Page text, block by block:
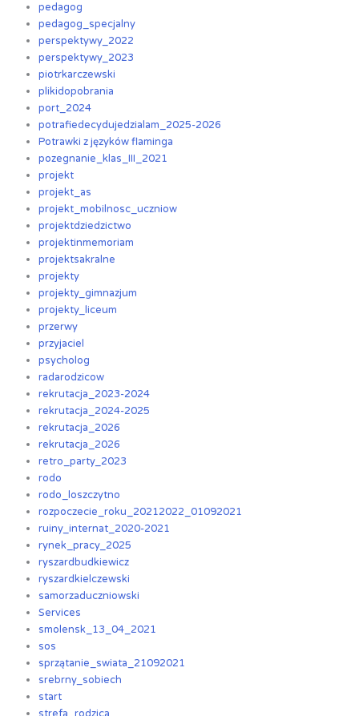
pedagog
pedagog_specjalny
perspektywy_2022
perspektywy_2023
piotrkarczewski
plikidopobrania
port_2024
potrafiedecydujedzialam_2025-2026
Potrawki z języków flaminga
pozegnanie_klas_III_2021
projekt
projekt_as
projekt_mobilnosc_uczniow
projektdziedzictwo
projektinmemoriam
projektsakralne
projekty
projekty_gimnazjum
projekty_liceum
przerwy
przyjaciel
psycholog
radarodzicow
rekrutacja_2023-2024
rekrutacja_2024-2025
rekrutacja_2026
rekrutacja_2026
retro_party_2023
rodo
rodo_loszczytno
rozpoczecie_roku_20212022_01092021
ruiny_internat_2020-2021
rynek_pracy_2025
ryszardbudkiewicz
ryszardkielczewski
samorzaduczniowski
Services
smolensk_13_04_2021
sos
sprzątanie_swiata_21092021
srebrny_sobiech
start